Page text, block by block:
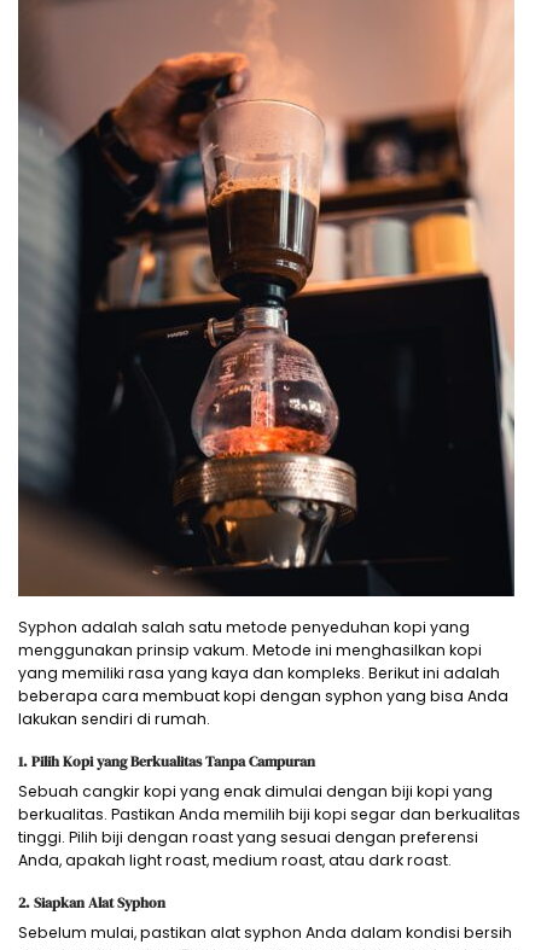
Syphon adalah salah satu metode penyeduhan kopi yang
menggunakan prinsip vakum. Metode ini menghasilkan kopi
yang memiliki rasa yang kaya dan kompleks. Berikut ini adalah
beberapa cara membuat kopi dengan syphon yang bisa Anda
lakukan sendiri di rumah.
1. Pilih Kopi yang Berkualitas Tanpa Campuran
Sebuah cangkir kopi yang enak dimulai dengan biji kopi yang
berkualitas. Pastikan Anda memilih biji kopi segar dan berkualitas
tinggi. Pilih biji dengan roast yang sesuai dengan preferensi
Anda, apakah light roast, medium roast, atau dark roast.
2. Siapkan Alat Syphon
Sebelum mulai, pastikan alat syphon Anda dalam kondisi bersih